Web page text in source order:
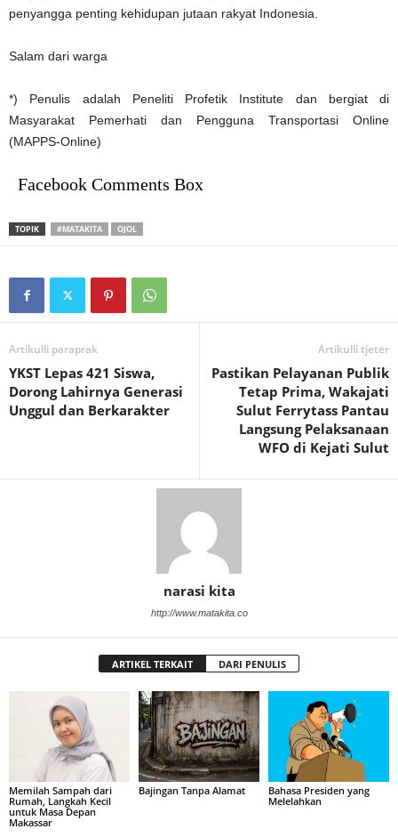
penyangga penting kehidupan jutaan rakyat Indonesia.
Salam dari warga
*) Penulis adalah Peneliti Profetik Institute dan bergiat di
Masyarakat Pemerhati dan Pengguna Transportasi Online
(MAPPS-Online)
Facebook Comments Box
TOPIK #MATAKITA OJOL
Artikulli paraprak
YKST Lepas 421 Siswa,
Dorong Lahirnya Generasi
Unggul dan Berkarakter
Artikulli tjetër
Pastikan Pelayanan Publik
Tetap Prima, Wakajati
Sulut Ferrytass Pantau
Langsung Pelaksanaan
WFO di Kejati Sulut
narasi kita
http://www.matakita.co
ARTIKEL TERKAIT DARI PENULIS
Memilah Sampah dari
Rumah, Langkah Kecil
untuk Masa Depan
Makassar
Bajingan Tanpa Alamat
Bahasa Presiden yang
Melelahkan